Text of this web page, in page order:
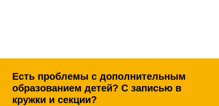
Есть проблемы с дополнительным
образованием детей? С записью в
кружки и секции?